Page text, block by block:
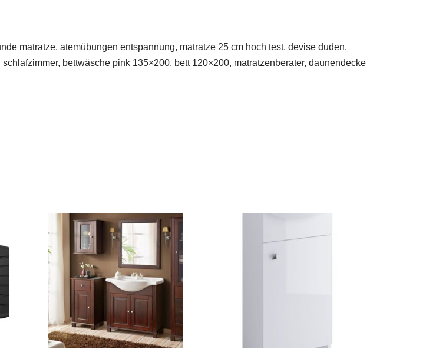
matratze, atemübungen entspannung, matratze 25 cm hoch test, devise duden,
bettwäsche pink 135×200, bett 120×200, matratzenberater, daunendecke